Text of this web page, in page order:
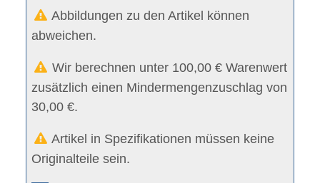
Abbildungen zu den Artikel können
abweichen.
Wir berechnen unter 100,00 € Warenwert
zusätzlich einen Mindermengenzuschlag von
30,00 €.
Artikel in Spezifikationen müssen keine
Originalteile sein.